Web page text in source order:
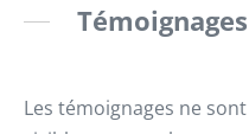
Témoignages
Les témoignages ne sont